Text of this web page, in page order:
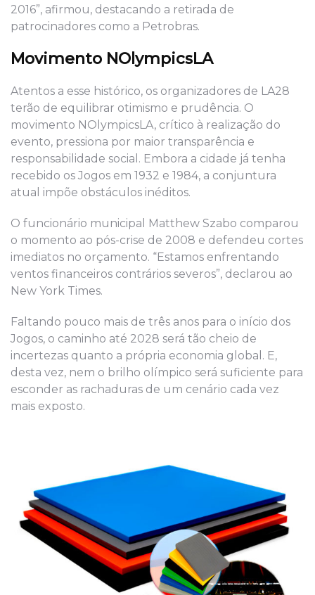
2016”, afirmou, destacando a retirada de
patrocinadores como a Petrobras.
Movimento NOlympicsLA
Atentos a esse histórico, os organizadores de LA28
terão de equilibrar otimismo e prudência. O
movimento NOlympicsLA, crítico à realização do
evento, pressiona por maior transparência e
responsabilidade social. Embora a cidade já tenha
recebido os Jogos em 1932 e 1984, a conjuntura
atual impõe obstáculos inéditos.
O funcionário municipal Matthew Szabo comparou
o momento ao pós-crise de 2008 e defendeu cortes
imediatos no orçamento. “Estamos enfrentando
ventos financeiros contrários severos”, declarou ao
New York Times.
Faltando pouco mais de três anos para o início dos
Jogos, o caminho até 2028 será tão cheio de
incertezas quanto a própria economia global. E,
desta vez, nem o brilho olímpico será suficiente para
esconder as rachaduras de um cenário cada vez
mais exposto.